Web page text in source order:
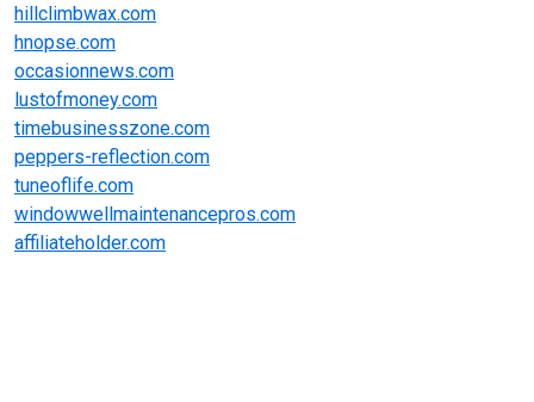
hillclimbwax.com
hnopse.com
occasionnews.com
lustofmoney.com
timebusinesszone.com
peppers-reflection.com
tuneoflife.com
windowwellmaintenancepros.com
affiliateholder.com